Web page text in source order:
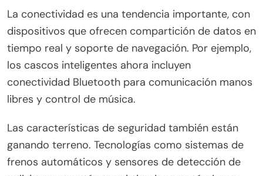
La tecnología de ciclismo inteligente está
evolucionando con tendencias como conectividad
mejorada, características de seguridad integradas
y sistemas de seguimiento inteligente. Estos
avances mejoran la experiencia del usuario, la
seguridad y el monitoreo del rendimiento.
La conectividad es una tendencia importante, con
dispositivos que ofrecen compartición de datos en
tiempo real y soporte de navegación. Por ejemplo,